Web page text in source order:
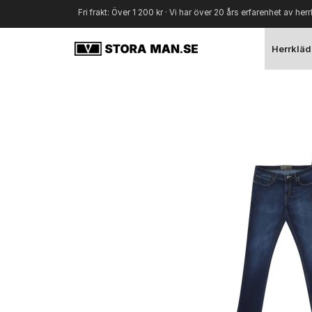
Fri frakt: Över 1 200 kr · Vi har över 20 års erfarenhet av